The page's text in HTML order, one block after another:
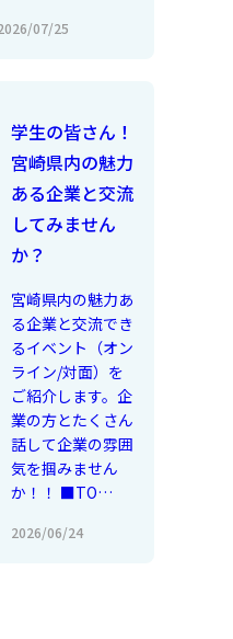
07/25
学生の皆さん！
宮崎県内の魅力
ある企業と交流
してみません
か？
宮崎県内の魅力あ
る企業と交流でき
るイベント（オン
ライン/対面）を
ご紹介します。企
業の方とたくさん
話して企業の雰囲
気を掴みません
か！！ ■TO…
2026/06/24